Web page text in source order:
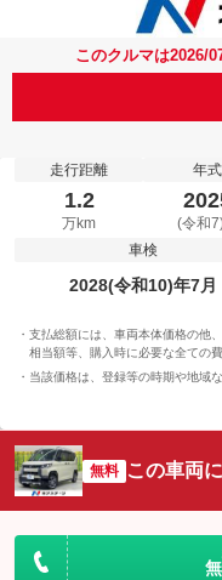
このクルマは2026/
走行距離
1.2
万km
年式
(令和
車検
2028(令和10)年7月
支払総額には、車両本体価格の他
相当額等、購入時に必要な全ての
当該価格は、登録等の時期や地域
無料 この車両